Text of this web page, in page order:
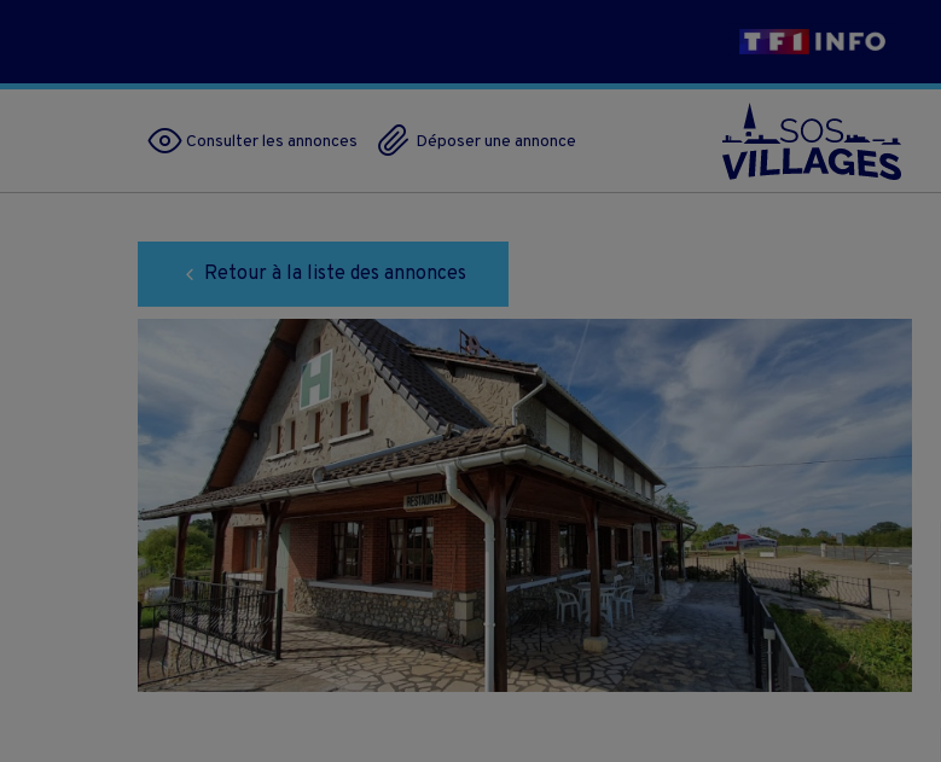
Consulter les annonces Déposer une annonce
Retour à la liste des annonces